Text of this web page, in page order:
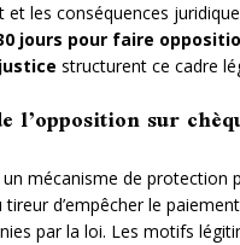
les conséquences
jours pour faire
structurent ce cadre
l’opposition sur
mécanisme de protection
d’empêcher le
par la loi. Les motifs